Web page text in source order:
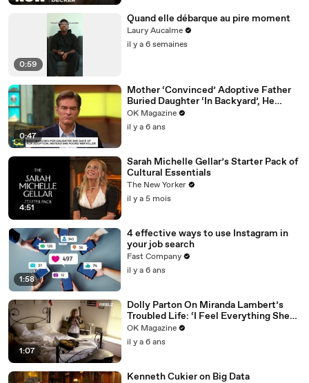
0:59
Quand elle débarque au pire moment
Laury Aucalme
il y a 6 semaines
0:47
Mother ‘Convinced’ Adoptive Father
Buried Daughter ‘In Backyard’, He
Denies Claim
OK Magazine
il y a 6 ans
4:51
Sarah Michelle Gellar’s Starter Pack of
Cultural Essentials
The New Yorker
il y a 5 mois
1:58
4 effective ways to use Instagram in
your job search
Fast Company
il y a 6 ans
1:07
Dolly Parton On Miranda Lambert’s
Troubled Life: ‘I Feel Everything She
Writes’: Watch REELZ Doc
OK Magazine
il y a 6 ans
Kenneth Cukier on Big Data